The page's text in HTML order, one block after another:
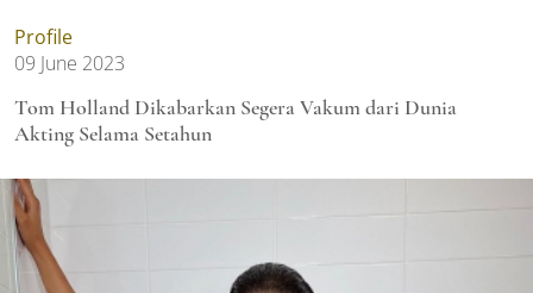
Profile
09 June 2023
Tom Holland Dikabarkan Segera Vakum dari Dunia
Akting Selama Setahun